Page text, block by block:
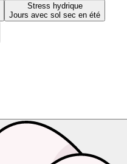
Stress hydrique
Jours avec sol sec en été